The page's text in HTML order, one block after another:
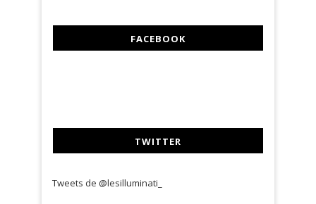
FACEBOOK
TWITTER
Tweets de @lesilluminati_